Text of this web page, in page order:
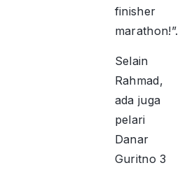
finisher
marathon!”.
Selain
Rahmad,
ada juga
pelari
Danar
Guritno 3